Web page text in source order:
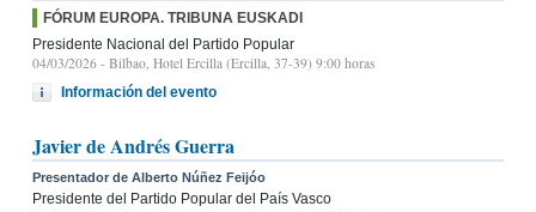
FÓRUM EUROPA. TRIBUNA EUSKADI
Presidente Nacional del Partido Popular
04/03/2026 - Bilbao, Hotel Ercilla (Ercilla, 37-39) 9:00 horas
Información del evento
Javier de Andrés Guerra
Presentador de Alberto Núñez Feijóo
Presidente del Partido Popular del País Vasco